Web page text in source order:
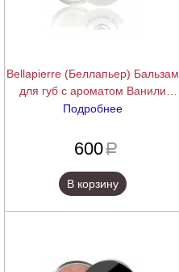
Bellapierre (Беллапьер) Бальзам
для губ с ароматом Ванили
(Vanila Lip Balm), 7 г.
Подробнее
600a
В корзину